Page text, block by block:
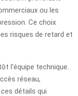
ou les
Ce choix
risques de retard et
l’équipe technique.
réseau,
détails qui